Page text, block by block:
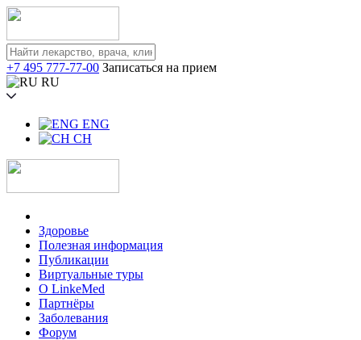
+7 495 777-77-00 Записаться на прием
RU
ENG
CH
Здоровье
Полезная информация
Публикации
Виртуальные туры
О LinkeMed
Партнёры
Заболевания
Форум